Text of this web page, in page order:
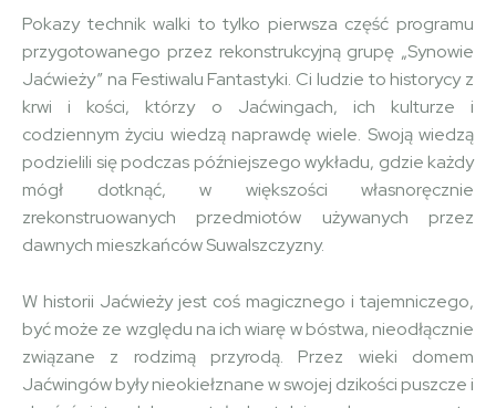
Pokazy technik walki to tylko pierwsza część programu
przygotowanego przez rekonstrukcyjną grupę „Synowie
Jaćwieży” na Festiwalu Fantastyki. Ci ludzie to historycy z
krwi i kości, którzy o Jaćwingach, ich kulturze i
codziennym życiu wiedzą naprawdę wiele. Swoją wiedzą
podzielili się podczas późniejszego wykładu, gdzie każdy
mógł dotknąć, w większości własnoręcznie
zrekonstruowanych przedmiotów używanych przez
dawnych mieszkańców Suwalszczyzny.
W historii Jaćwieży jest coś magicznego i tajemniczego,
być może ze względu na ich wiarę w bóstwa, nieodłącznie
związane z rodzimą przyrodą. Przez wieki domem
Jaćwingów były nieokiełznane w swojej dzikości puszcze i